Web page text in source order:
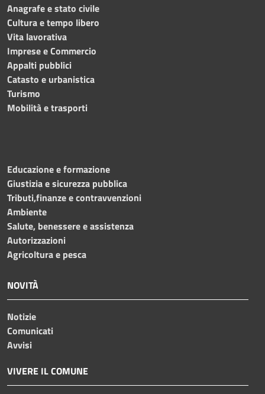
Anagrafe e stato civile
Cultura e tempo libero
Vita lavorativa
Imprese e Commercio
Appalti pubblici
Catasto e urbanistica
Turismo
Mobilità e trasporti
Educazione e formazione
Giustizia e sicurezza pubblica
Tributi,finanze e contravvenzioni
Ambiente
Salute, benessere e assistenza
Autorizzazioni
Agricoltura e pesca
NOVITÀ
Notizie
Comunicati
Avvisi
VIVERE IL COMUNE